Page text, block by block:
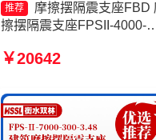
推荐
摩擦摆隔震支座FBD
擦摆隔震支座FPSII-4000-
隔振支座生产厂家 摩擦摆
头工厂
￥20642